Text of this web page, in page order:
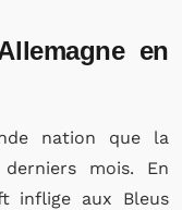
en
nation que la
mois. En
inflige aux Bleus